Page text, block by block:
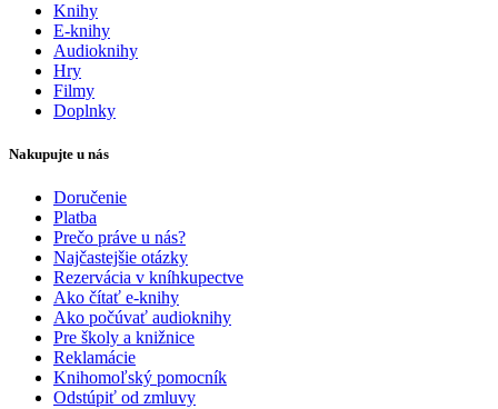
Knihy
E-knihy
Audioknihy
Hry
Filmy
Doplnky
Nakupujte u nás
Doručenie
Platba
Prečo práve u nás?
Najčastejšie otázky
Rezervácia v kníhkupectve
Ako čítať e-knihy
Ako počúvať audioknihy
Pre školy a knižnice
Reklamácie
Knihomoľský pomocník
Odstúpiť od zmluvy